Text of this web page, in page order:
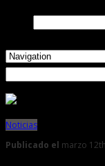
Noticias
Publicado el marzo